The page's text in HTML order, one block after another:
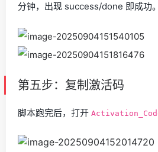
分钟，出现 success/done 即成功。
第五步：复制激活码
脚本跑完后，打开